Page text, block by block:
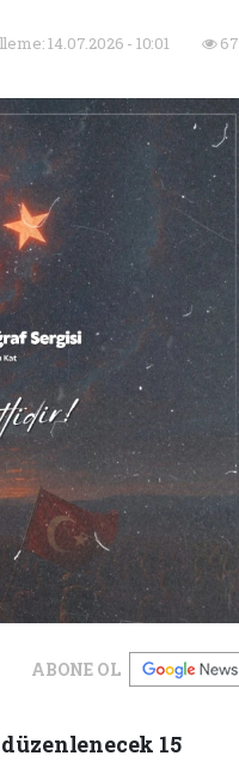
14.07.2026 - 10:01
ABONE OL
15